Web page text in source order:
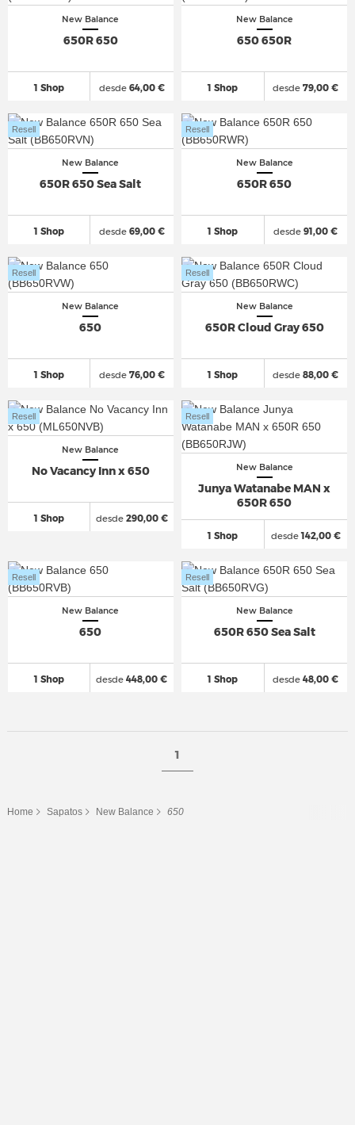
New Balance
650R 650
1 Shop desde64,00 €
New Balance
650 650R
1 Shop desde 79,00 €
New Balance
650R 650 Sea Salt
1 Shop
Resell
desde69,00 €
New Balance
650R 650
1 Shop
Resell
desde 91,00 €
New Balance
650
1 Shop
Resell
desde76,00 €
New Balance
650R Cloud Gray 650
1 Shop
Resell
desde 88,00 €
New Balance
No Vacancy Inn x 650
1 Shop
Resell
desde290,00 €
New Balance
Junya Watanabe MAN x
650R 650
1 Shop
Resell
desde142,00 €
New Balance
650
1 Shop
Resell
desde 448,00 €
New Balance
650R 650 Sea Salt
1 Shop
Resell
desde 48,00 €
1
Home Sapatos New Balance 650